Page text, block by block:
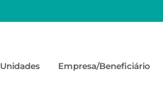
Unidades Empresa/Beneficiário